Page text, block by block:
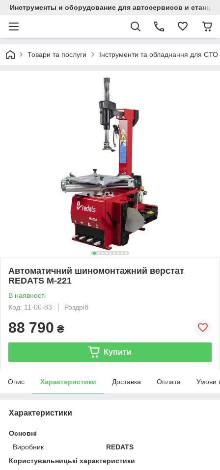
Инструменты и оборудование для автосервисов и
Товари та послуги Інструменти та обладнання для СТО
Автоматичний шиномонтажний верстат
REDATS M-221
В наявності
Код: 11-00-83
Роздріб
88 790 ₴
Купити
Опис Характеристики Доставка Оплата Умови
Характеристики
Основні
Виробник
REDATS
Користувальницькі характеристики